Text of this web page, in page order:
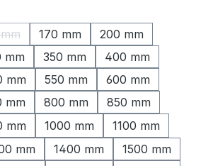
ist zurzeit nicht verfügbar.)
Option ist zurzeit nicht verfügbar.)
170 mm
200 mm
mm 350 mm
400 mm
mm 550 mm
600 mm
mm 800 mm
850 mm
mm 1000 mm
1100 mm
mm 1400 mm
1500 mm